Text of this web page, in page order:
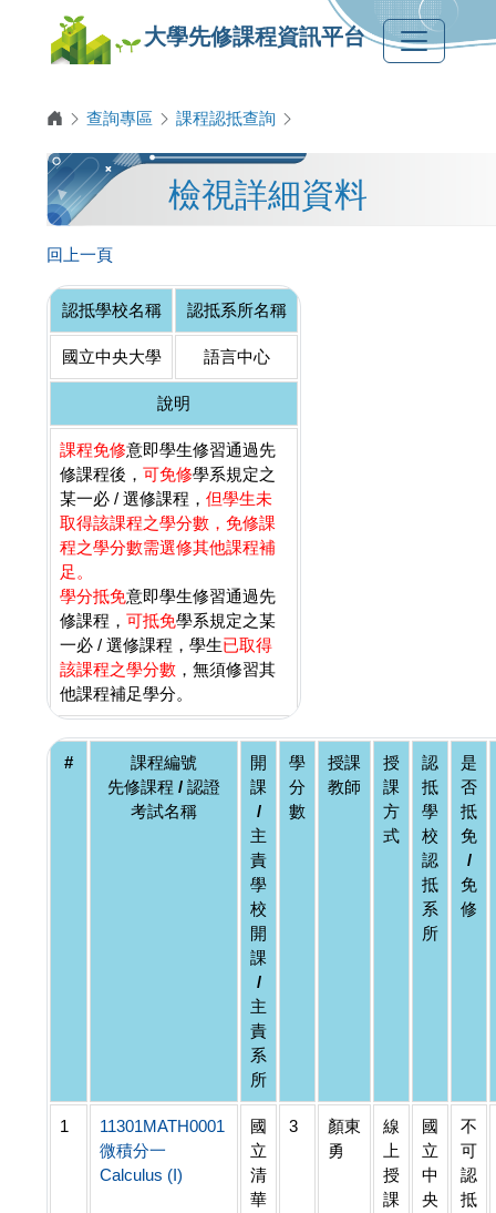
大學先修課程資訊平台
查詢專區 課程認抵查詢
檢視詳細資料
回上一頁
認抵學校名稱 認抵系所名稱
國立中央大學 語言中心
說明
課程免修意即學生修習通過先
修課程後， 可免修學系規定之
某一必 / 選修課程， 但學生未
取得該課程之學分數，免修課
程之學分數需選修其他課程補
足。
學分抵免意即學生修習通過先
修課程， 可抵免學系規定之某
一必 / 選修課程，學生已取得
該課程之學分數 ，無須修習其
他課程補足學分。
#
課程編號
先修課程 / 認證
考試名稱
開
課
/
主
責
學
校
開
課
/
主
責
系
所
學
分
數
授課
教師
授
課
方
式
認
抵
學
校
認
抵
系
所
是
否
抵
免
/
免
修
1
11301MATH0001
微積分一
Calculus (I)
國
立
清
華
3
顏東
勇
線
上
授
課
國
立
中
央
不
可
認
抵